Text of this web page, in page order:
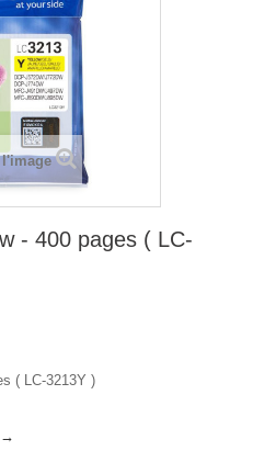
- 400 pages ( LC-
( LC-3213Y )
→